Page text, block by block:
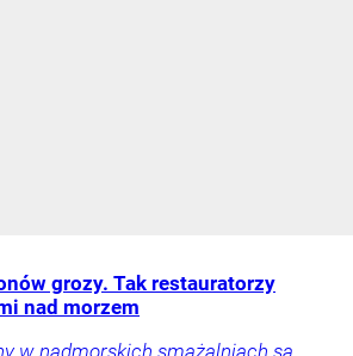
grozy. Tak restauratorzy
nad morzem
w nadmorskich smażalniach są